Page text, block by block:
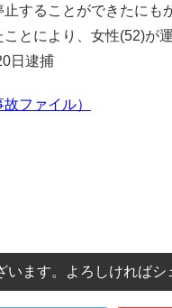
することができたにも
とにより、女性(52)が
日逮捕
ファイル）
ます。よろしければシ